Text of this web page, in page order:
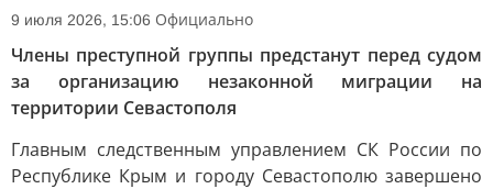
9 июля 2026, 15:06 Официально
Члены преступной группы предстанут перед судом
за организацию незаконной миграции на
территории Севастополя
Главным следственным управлением СК России по
Республике Крым и городу Севастополю завершено